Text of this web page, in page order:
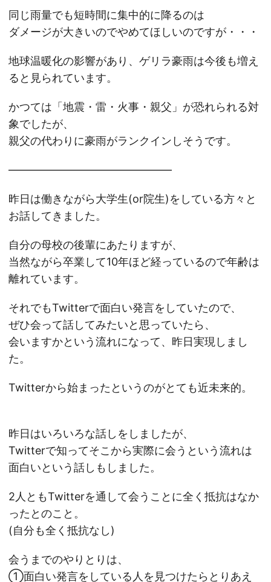
同じ雨量でも短時間に集中的に降るのは
ダメージが大きいのでやめてほしいのですが・・・
地球温暖化の影響があり、ゲリラ豪雨は今後も増え
ると見られています。
かつては「地震・雷・火事・親父」が恐れられる対
象でしたが、
親父の代わりに豪雨がランクインしそうです。
———————————————
昨日は働きながら大学生(or院生)をしている方々と
お話してきました。
自分の母校の後輩にあたりますが、
当然ながら卒業して10年ほど経っているので年齢は
離れています。
それでもTwitterで面白い発言をしていたので、
ぜひ会って話してみたいと思っていたら、
会いますかという流れになって、昨日実現しまし
た。
Twitterから始まったというのがとても近未来的。
昨日はいろいろな話しをしましたが、
Twitterで知ってそこから実際に会うという流れは
面白いという話しもしました。
2人ともTwitterを通して会うことに全く抵抗はなか
ったとのこと。
(自分も全く抵抗なし)
会うまでのやりとりは、
①面白い発言をしている人を見つけたらとりあえ